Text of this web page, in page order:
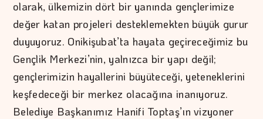
olarak, ülkemizin dört bir yanında gençlerimize
değer katan projeleri desteklemekten büyük gurur
duyuyoruz. Onikişubat’ta hayata geçireceğimiz bu
Gençlik Merkezi’nin, yalnızca bir yapı değil;
gençlerimizin hayallerini büyüteceği, yeteneklerini
keşfedeceği bir merkez olacağına inanıyoruz.
Belediye Başkanımız Hanifi Toptaş’ın vizyoner